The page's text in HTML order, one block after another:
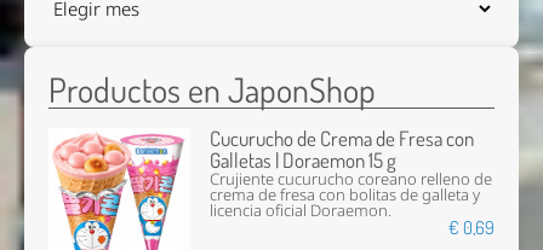
Productos en JaponShop
Cucurucho de Crema de Fresa con
Galletas | Doraemon 15 g
Crujiente cucurucho coreano relleno de
crema de fresa con bolitas de galleta y
licencia oficial Doraemon.
€ 0,69